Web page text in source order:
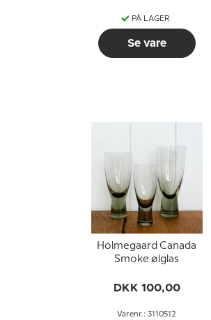
PÅ LAGER
Se vare
Holmegaard Canada
Smoke ølglas
DKK 100,00
Varenr.: 3110512